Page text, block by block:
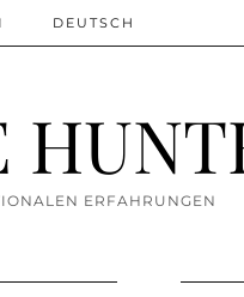
ERFAHRUNGEN
DEUTSCH